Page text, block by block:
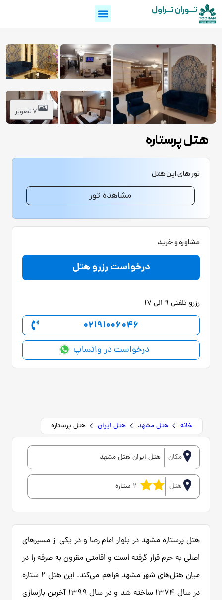
تـــوران تـــراول
7 تصویر
هتل پرستاره
خانه هتل مشهد هتل ایران هتل پرستاره
مکان هتل ایران هتل مشهد
هتل 2 ستاره
هتل پرستاره مشهد در بلوار امام رضا و در یکی از مسیرهای
اصلی به حرم قرار گرفته است و اقامتی مقرون به صرفه را در
میان هتل‌های شهر مشهد فراهم می‌کند. این هتل ۲ ستاره
در سال ۱۳۷۴ ساخته شد و در سال ۱۳۹۹ آخرین بازسازی
تور های این هتل
مشاهده تور
مشاوره و خرید
درخواست رزرو هتل
رزرو تلفنی 9 الی 17
02191006046
درخواست در واتساپ